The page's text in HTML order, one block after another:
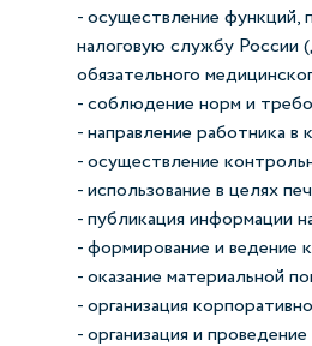
- осуществление функций,
налоговую службу
обязательного
- соблюдение норм и
- направление работника в
- осуществление
- использование в целях
- публикация информации
- формирование и ведение
- оказание материальной
- организация
- организация и